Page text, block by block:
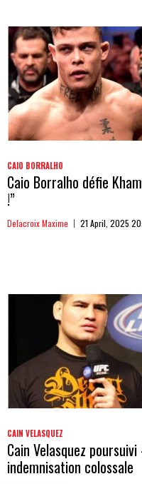
CAIO BORRALHO
Caio Borralho défie
!”
Delacroix Maxime 21 April, 2025
CAIN VELASQUEZ
Cain Velasquez
indemnisation colossale